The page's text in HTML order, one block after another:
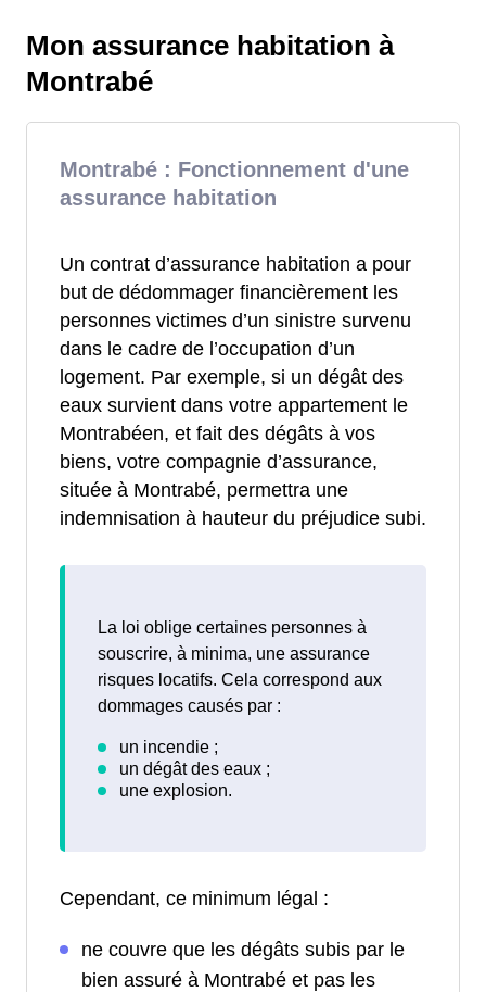
Mon assurance habitation à
Montrabé
Montrabé : Fonctionnement d'une
assurance habitation
Un contrat d’assurance habitation a pour
but de dédommager financièrement les
personnes victimes d’un sinistre survenu
dans le cadre de l’occupation d’un
logement. Par exemple, si un dégât des
eaux survient dans votre appartement le
Montrabéen, et fait des dégâts à vos
biens, votre compagnie d’assurance,
située à Montrabé, permettra une
indemnisation à hauteur du préjudice subi.
La loi oblige certaines personnes à
souscrire, à minima, une assurance
risques locatifs. Cela correspond aux
dommages causés par :
Cependant, ce minimum légal :
ne couvre que les dégâts subis par le
bien assuré à Montrabé et pas les